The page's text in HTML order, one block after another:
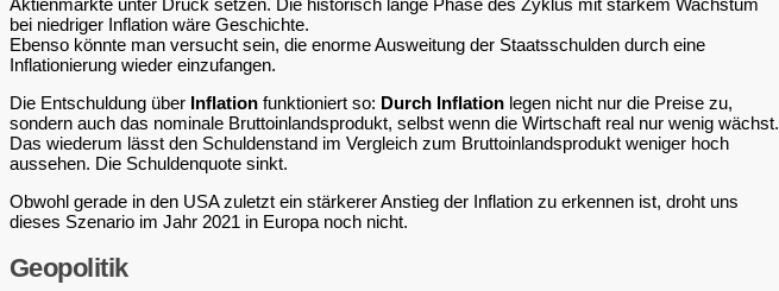
bei niedriger Inflation wäre Geschichte.
Ebenso könnte man versucht sein, die enorme Ausweitung der Staatsschulden durch eine
Inflationierung wieder einzufangen.
Die Entschuldung über Inflation funktioniert so: Durch Inflation legen nicht nur die Preise zu,
sondern auch das nominale Bruttoinlandsprodukt, selbst wenn die Wirtschaft real nur wenig wächst.
Das wiederum lässt den Schuldenstand im Vergleich zum Bruttoinlandsprodukt weniger hoch
aussehen. Die Schuldenquote sinkt.
Obwohl gerade in den USA zuletzt ein stärkerer Anstieg der Inflation zu erkennen ist, droht uns
dieses Szenario im Jahr 2021 in Europa noch nicht.
Geopolitik